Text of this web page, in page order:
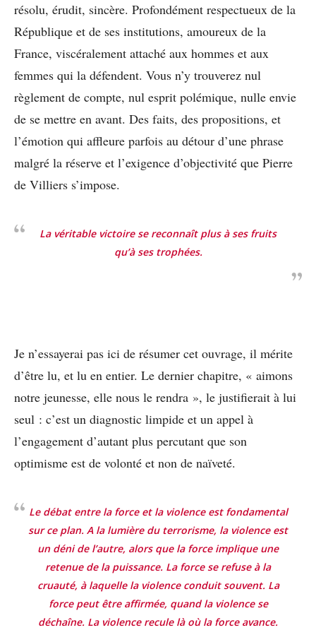
résolu, érudit, sincère. Profondément respectueux de la
République et de ses institutions, amoureux de la
France, viscéralement attaché aux hommes et aux
femmes qui la défendent. Vous n’y trouverez nul
règlement de compte, nul esprit polémique, nulle envie
de se mettre en avant. Des faits, des propositions, et
l’émotion qui affleure parfois au détour d’une phrase
malgré la réserve et l’exigence d’objectivité que Pierre
de Villiers s’impose.
La véritable victoire se reconnaît plus à ses fruits
qu’à ses trophées.
Je n’essayerai pas ici de résumer cet ouvrage, il mérite
d’être lu, et lu en entier. Le dernier chapitre, « aimons
notre jeunesse, elle nous le rendra », le justifierait à lui
seul : c’est un diagnostic limpide et un appel à
l’engagement d’autant plus percutant que son
optimisme est de volonté et non de naïveté.
Le débat entre la force et la violence est fondamental
sur ce plan. A la lumière du terrorisme, la violence est
un déni de l’autre, alors que la force implique une
retenue de la puissance. La force se refuse à la
cruauté, à laquelle la violence conduit souvent. La
force peut être affirmée, quand la violence se
déchaîne. La violence recule là où la force avance.